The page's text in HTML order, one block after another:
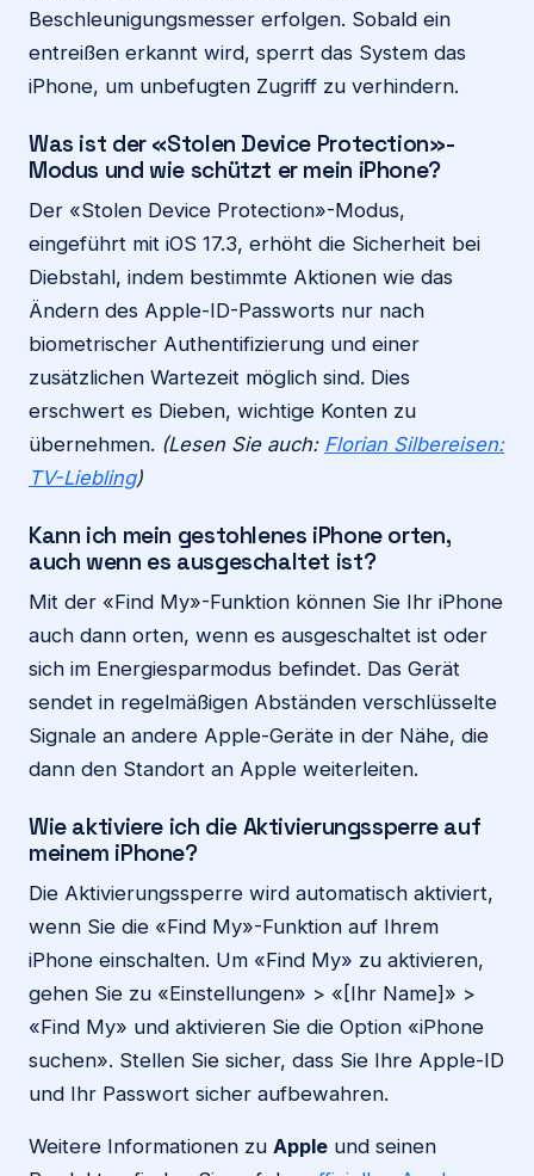
Beschleunigungsmesser erfolgen. Sobald ein
entreißen erkannt wird, sperrt das System das
iPhone, um unbefugten Zugriff zu verhindern.
Was ist der «Stolen Device Protection»-
Modus und wie schützt er mein iPhone?
Der «Stolen Device Protection»-Modus,
eingeführt mit iOS 17.3, erhöht die Sicherheit bei
Diebstahl, indem bestimmte Aktionen wie das
Ändern des Apple-ID-Passworts nur nach
biometrischer Authentifizierung und einer
zusätzlichen Wartezeit möglich sind. Dies
erschwert es Dieben, wichtige Konten zu
übernehmen. (Lesen Sie auch: Florian Silbereisen:
TV-Liebling)
Kann ich mein gestohlenes iPhone orten,
auch wenn es ausgeschaltet ist?
Mit der «Find My»-Funktion können Sie Ihr iPhone
auch dann orten, wenn es ausgeschaltet ist oder
sich im Energiesparmodus befindet. Das Gerät
sendet in regelmäßigen Abständen verschlüsselte
Signale an andere Apple-Geräte in der Nähe, die
dann den Standort an Apple weiterleiten.
Wie aktiviere ich die Aktivierungssperre auf
meinem iPhone?
Die Aktivierungssperre wird automatisch aktiviert,
wenn Sie die «Find My»-Funktion auf Ihrem
iPhone einschalten. Um «Find My» zu aktivieren,
gehen Sie zu «Einstellungen» > «[Ihr Name]» >
«Find My» und aktivieren Sie die Option «iPhone
suchen». Stellen Sie sicher, dass Sie Ihre Apple-ID
und Ihr Passwort sicher aufbewahren.
Weitere Informationen zu Apple und seinen